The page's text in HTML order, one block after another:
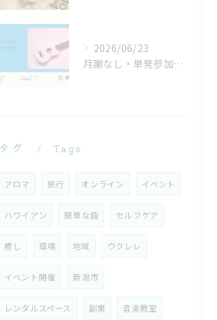
2026/06/23
月謝なし・単発参加OK｜大人のためのウクレレサークル
タグ Tags
アロマ 旅行 オンライン イベント
ハワイアン 簡単な曲 セルフケア
癒し 環境 地域 ウクレレ
イベント開催 新潟市
レンタルスペース 副業 音楽教室